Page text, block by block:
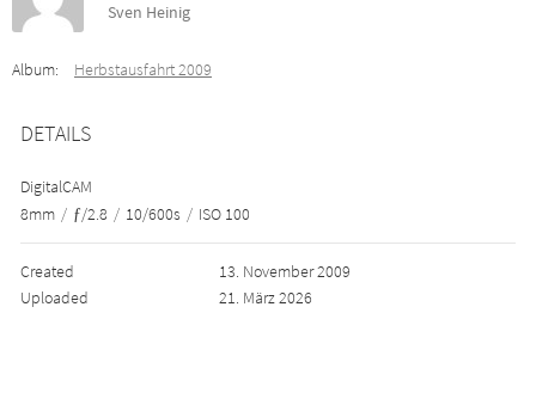
Sven Heinig
Album: Herbstausfahrt 2009
DETAILS
DigitalCAM
8mm / ƒ/2.8 / 10/600s / ISO 100
Created
13. November 2009
Uploaded
21. März 2026